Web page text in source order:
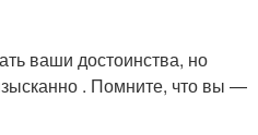
ваши достоинства, но
. Помните, что вы —